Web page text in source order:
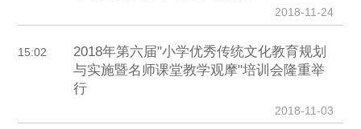
2018-11-24
15:02
2018年第六届"小学优秀传统文化教育规划
与实施暨名师课堂教学观摩"培训会隆重举
行
2018-11-03